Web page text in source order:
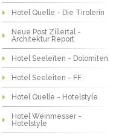
Hotel Quelle - Die Tirolerin
Neue Post Zillertal -
Architektur Report
Hotel Seeleiten - Dolomiten
Hotel Seeleiten - FF
Hotel Quelle - Hotelstyle
Hotel Weinmesser -
Hotelstyle